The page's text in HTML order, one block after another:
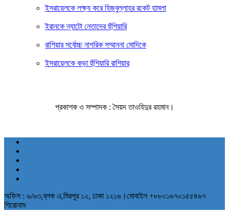
ইসরায়েলকে লক্ষ্য করে হিজবুল্লাহর রকেট হামলা
ইরানকে ন্যাটো নেতাদের হুঁশিয়ারি
রাশিয়ার সর্বোচ্চ নাগরিক সম্মাননা মোদিকে
ইসরায়েলকে কড়া হুঁশিয়ারি রাশিয়ার
প্রকাশক ও সম্পাদক : সৈয়দ তাওহিদুর রহমান।
অফিস : ৬/৬৩,ব্লক এ,মিরপুর ১২, ঢাকা ১২১৬।মোবাইল +৮৮০১৬৭০১৫৫৪৬৭
শিরোনাম